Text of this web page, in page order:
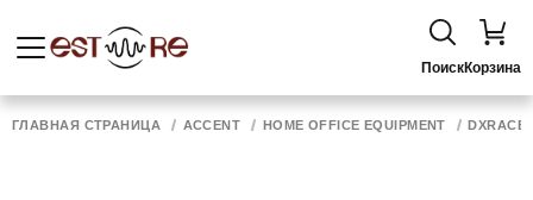
ПоискКорзина
ГЛАВНАЯ СТРАНИЦА ACCENT HOME OFFICE EQUIPMENT